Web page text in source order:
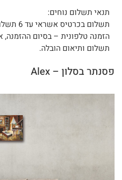
תנאי תשלום נוחים:
תשלום בכרטיס אשראי עד 6 תשלומים ללא ריבית.
הזמנה טלפונית – בסיום ההזמנה,
תשלום ותיאום הובלה.
פסנתר בסלון – Alex